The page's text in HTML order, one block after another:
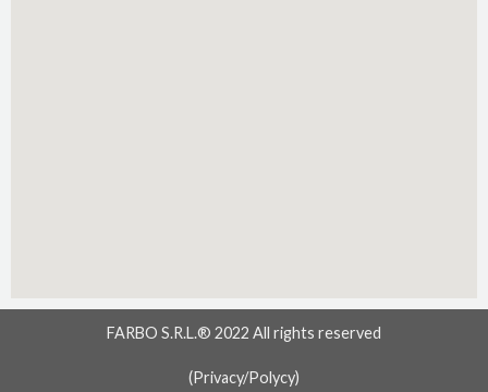
FARBO S.R.L.® 2022 All rights reserved
(Privacy/Polycy)